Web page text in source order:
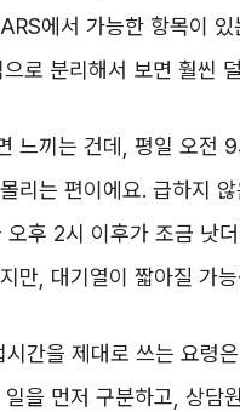
에서 가능한 항목이
로 분리해서 보면 훨씬
느끼는 건데, 평일 오전
리는 편이에요. 급하지 않
후 2시 이후가 조금 낫
만, 대기열이 짧아질 가
시간을 제대로 쓰는 요령
을 먼저 구분하고, 상담